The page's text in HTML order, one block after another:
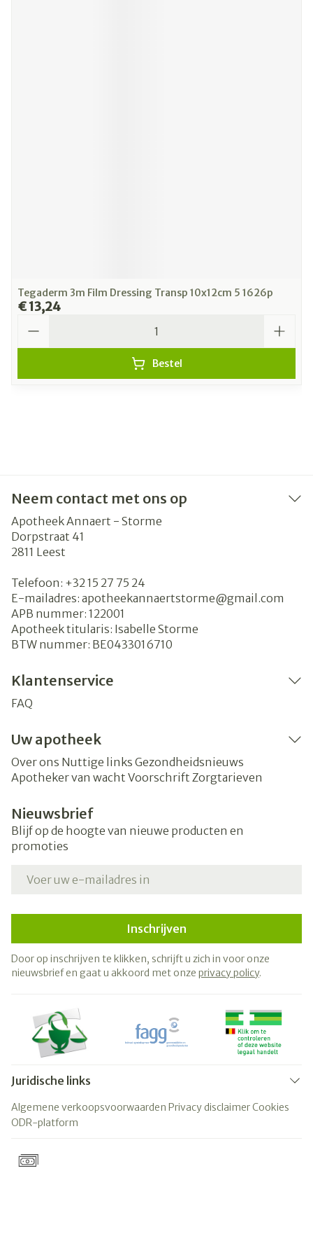
Tegaderm 3m Film Dressing Transp 10x12cm 5 1626p
€ 13,24
Bestel
Neem contact met ons op
Apotheek Annaert - Storme
Dorpstraat 41
2811 Leest
Telefoon: +32 15 27 75 24
E-mailadres: apotheekannaertstorme@gmail.com
APB nummer: 122001
Apotheek titularis: Isabelle Storme
BTW nummer: BE0433016710
Klantenservice
FAQ
Uw apotheek
Over ons Nuttige links Gezondheidsnieuws
Apotheker van wacht Voorschrift Zorgtarieven
Nieuwsbrief
Blijf op de hoogte van nieuwe producten en
promoties
Inschrijven
Door op inschrijven te klikken, schrijft u zich in voor onze
nieuwsbrief en gaat u akkoord met onze privacy policy.
Juridische links
Algemene verkoopsvoorwaarden Privacy disclaimerCookies
ODR-platform